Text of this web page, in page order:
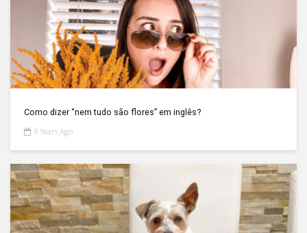
Como dizer “nem tudo são flores” em inglês?
9 Years Ago